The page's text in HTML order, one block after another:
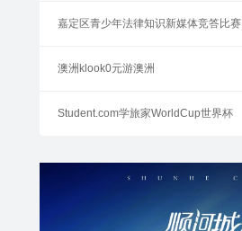
嘉定区青少年法律知识新媒体竞答比赛
澳洲klook0元游澳洲
Student.com学旅家WorldCup世界杯